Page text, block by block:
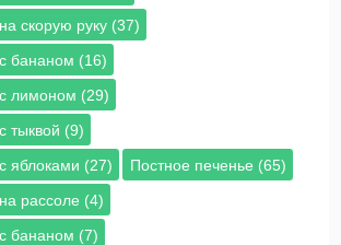
скорую руку (37)
бананом (16)
лимоном (29)
тыквой (9)
яблоками (27)
Постное печенье (65)
рассоле (4)
бананом (7)